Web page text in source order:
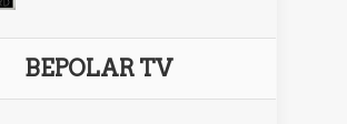
BEPOLAR TV